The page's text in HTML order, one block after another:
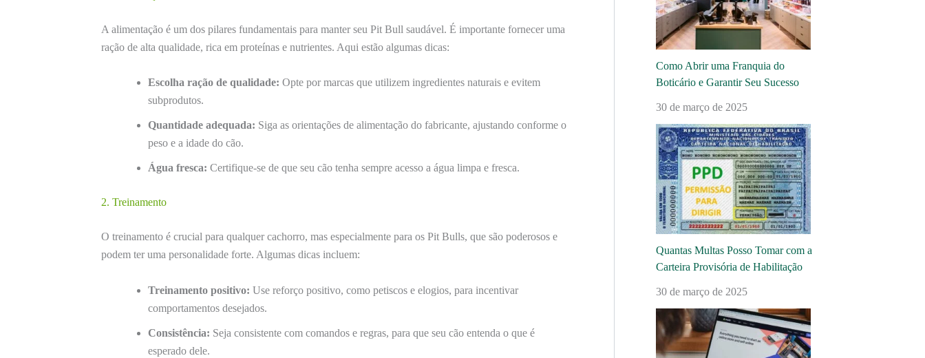
A alimentação é um dos pilares fundamentais para manter seu Pit Bull saudável. É importante fornecer uma
ração de alta qualidade, rica em proteínas e nutrientes. Aqui estão algumas dicas:
Escolha ração de qualidade: Opte por marcas que utilizem ingredientes naturais e evitem
subprodutos.
Quantidade adequada: Siga as orientações de alimentação do fabricante, ajustando conforme o
peso e a idade do cão.
Água fresca: Certifique-se de que seu cão tenha sempre acesso a água limpa e fresca.
2. Treinamento
O treinamento é crucial para qualquer cachorro, mas especialmente para os Pit Bulls, que são poderosos e
podem ter uma personalidade forte. Algumas dicas incluem:
Treinamento positivo: Use reforço positivo, como petiscos e elogios, para incentivar
comportamentos desejados.
Consistência: Seja consistente com comandos e regras, para que seu cão entenda o que é
esperado dele.
Como Abrir uma Franquia do
Boticário e Garantir Seu Sucesso
30 de março de 2025
Quantas Multas Posso Tomar com a
Carteira Provisória de Habilitação
30 de março de 2025